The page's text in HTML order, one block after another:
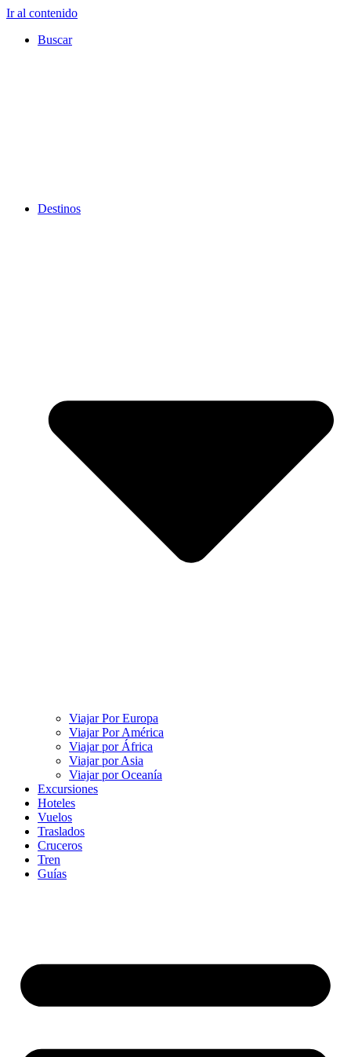
Ir al contenido
Buscar
Destinos
Viajar Por Europa
Viajar Por América
Viajar por África
Viajar por Asia
Viajar por Oceanía
Excursiones
Hoteles
Vuelos
Traslados
Cruceros
Tren
Guías